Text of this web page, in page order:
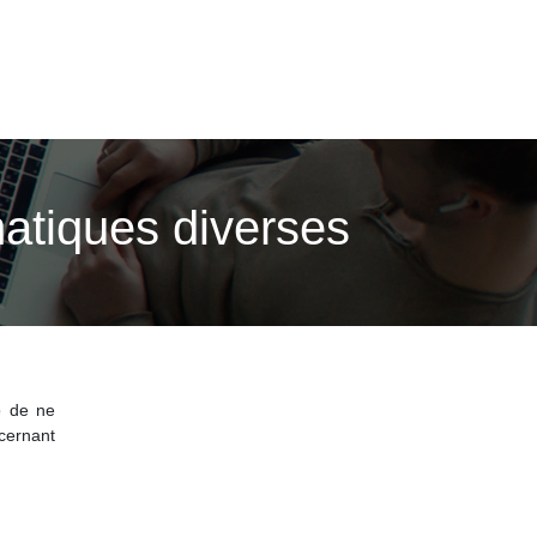
diverses
de ne